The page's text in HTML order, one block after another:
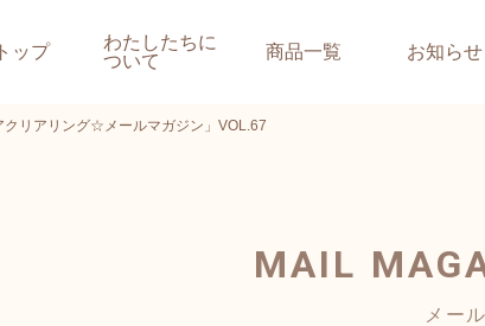
トップ
わたしたちに
ついて
商品一覧 お知らせ
クリアリング☆メールマガジン」VOL.67
MAIL
メー